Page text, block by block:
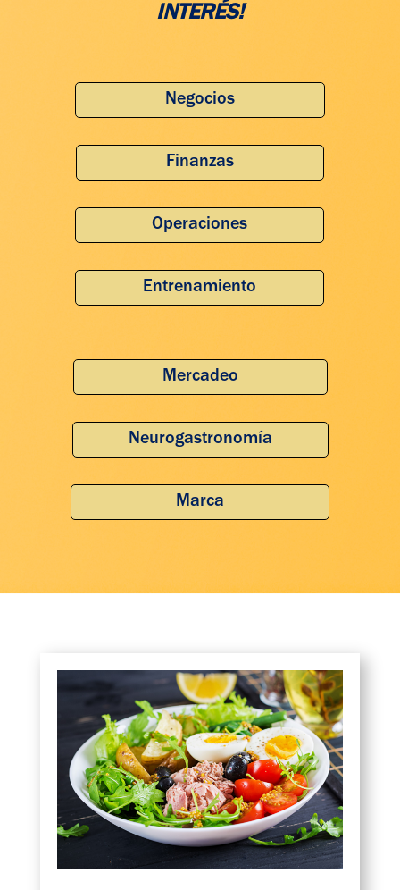
INTERÉS!
Negocios
Finanzas
Operaciones
Entrenamiento
Mercadeo
Neurogastronomía
Marca